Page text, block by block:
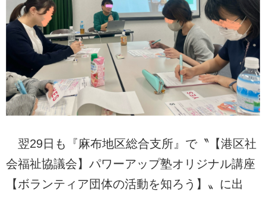
翌29日も『麻布地区総合支所』で〝【港区社
会福祉協議会】パワーアップ塾オリジナル講座
【ボランティア団体の活動を知ろう】〟に出